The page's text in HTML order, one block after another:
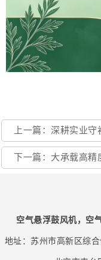
上一篇：深耕实业
下一篇：大承载高
空气悬浮鼓风机，空
地址：苏州市高新区综